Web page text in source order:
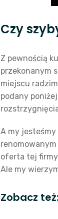
Czy
Z pewnością
przekonanym
miejscu
podany
A my jesteśmy
oferta tej firmy
Ale my
Zobacz też: